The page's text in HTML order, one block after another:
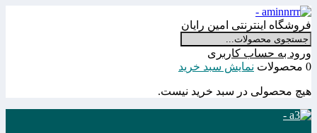
فروشگاه اینترنتی امین رایان
ورود به حساب کاربری
0 محصولات
نمایش سبد خرید
هیچ محصولی در سبد خرید نیست.